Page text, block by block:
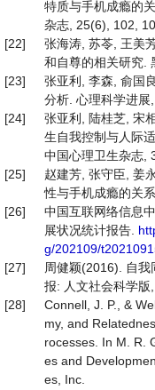
特质与手机成瘾的
杂志, 25(6), 102,
[22]
张海涛, 苏苓, 王美
和自尊的相关研究.
[23]
张亚利, 李森, 俞国
分析. 心理科学进展
[24]
张亚利, 陆桂芝, 宋
生自我控制与人际
中国心理卫生杂志,
[25]
赵建芳, 张守臣, 姜
性与手机成瘾的关
[26]
中国互联网络信息
展状况统计报告.
g/202109/
[27]
周健颖(2016). 自
报: 人文社会科学版
[28]
Connell, J. P., &
my, and
rocesses. In M. R.
es and
es, Inc.